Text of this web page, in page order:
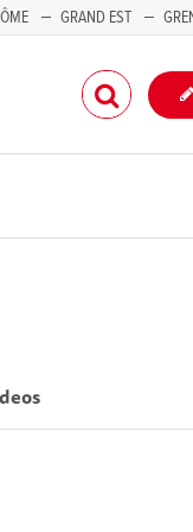
GRAND EST